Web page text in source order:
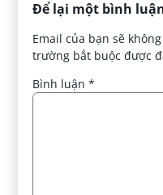
Để lại một bình
Email của bạn sẽ
trường bắt buộc được
Bình luận*